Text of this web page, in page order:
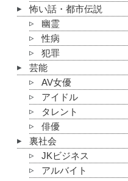
怖い話・都市伝説
幽霊
性病
犯罪
芸能
AV女優
アイドル
タレント
俳優
裏社会
JKビジネス
アルバイト